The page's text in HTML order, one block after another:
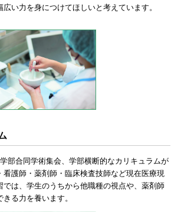
い力を身につけてほしいと考えています。
部合同学術集会、学部横断的なカリキュラムが
護師・薬剤師・臨床検査技師など現在医療現
は、学生のうちから他職種の視点や、薬剤師
る力を養います。